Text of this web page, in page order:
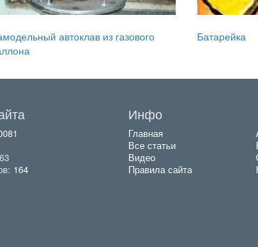
автоклав из газового
Батарейка
164
Инфо
Главная
Все статьи
Видео
Правила сайта